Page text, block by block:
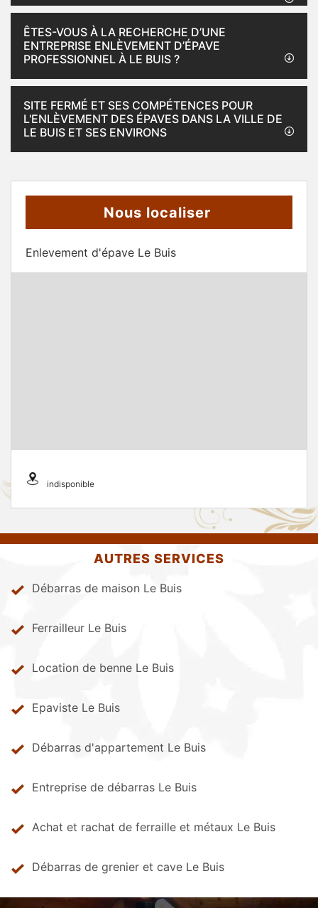
ÊTES-VOUS À LA RECHERCHE D’UNE
ENTREPRISE ENLÈVEMENT D’ÉPAVE
PROFESSIONNEL À LE BUIS ?
SITE FERMÉ ET SES COMPÉTENCES POUR
L'ENLÈVEMENT DES ÉPAVES DANS LA VILLE DE
LE BUIS ET SES ENVIRONS
Nous localiser
Enlevement d'épave Le Buis
indisponible
AUTRES SERVICES
Débarras de maison Le Buis
Ferrailleur Le Buis
Location de benne Le Buis
Epaviste Le Buis
Débarras d'appartement Le Buis
Entreprise de débarras Le Buis
Achat et rachat de ferraille et métaux Le Buis
Débarras de grenier et cave Le Buis